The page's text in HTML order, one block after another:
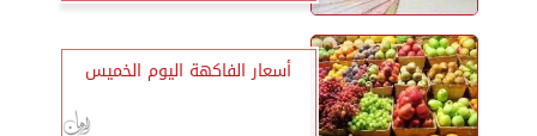
أسعار الفاكهة اليوم الخميس